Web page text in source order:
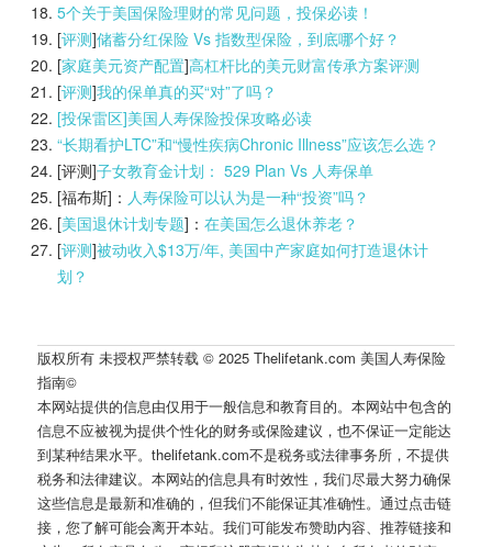
5个关于美国保险理财的常见问题，投保必读！
[评测]储蓄分红保险 Vs 指数型保险，到底哪个好？
[家庭美元资产配置]高杠杆比的美元财富传承方案评测
[评测]我的保单真的买“对”了吗？
[投保雷区]美国人寿保险投保攻略必读
“长期看护LTC”和“慢性疾病Chronic Illness”应该怎么选？
[评测]子女教育金计划： 529 Plan Vs 人寿保单
[福布斯]： 人寿保险可以认为是一种“投资”吗？
[美国退休计划专题]： 在美国怎么退休养老？
[评测]被动收入$13万/年, 美国中产家庭如何打造退休计
划？
版权所有 未授权严禁转载 © 2025 Thelifetank.com 美国人寿保险
指南©️
本网站提供的信息由仅用于一般信息和教育目的。本网站中包含的
信息不应被视为提供个性化的财务或保险建议，也不保证一定能达
到某种结果水平。thelifetank.com不是税务或法律事务所，不提供
税务和法律建议。本网站的信息具有时效性，我们尽最大努力确保
这些信息是最新和准确的，但我们不能保证其准确性。通过点击链
接，您了解可能会离开本站。我们可能发布赞助内容、推荐链接和